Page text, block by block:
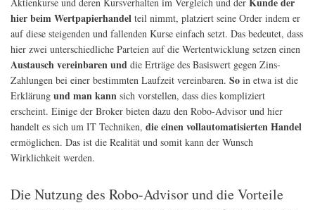
hier beim Wertpapierhandel teil nimmt, platziert seine Order indem er
auf diese steigenden und fallenden Kurse einfach setzt. Das bedeutet, dass
hier zwei unterschiedliche Parteien auf die Wertentwicklung setzen einen
Austausch vereinbaren und die Erträge des Basiswert gegen Zins-
Zahlungen bei einer bestimmten Laufzeit vereinbaren. So in etwa ist die
Erklärung und man kann sich vorstellen, dass dies kompliziert
erscheint. Einige der Broker bieten dazu den Robo-Advisor und hier
handelt es sich um IT Techniken, die einen vollautomatisierten Handel
ermöglichen. Das ist die Realität und somit kann der Wunsch
Wirklichkeit werden.
Die Nutzung des Robo-Advisor und die Vorteile